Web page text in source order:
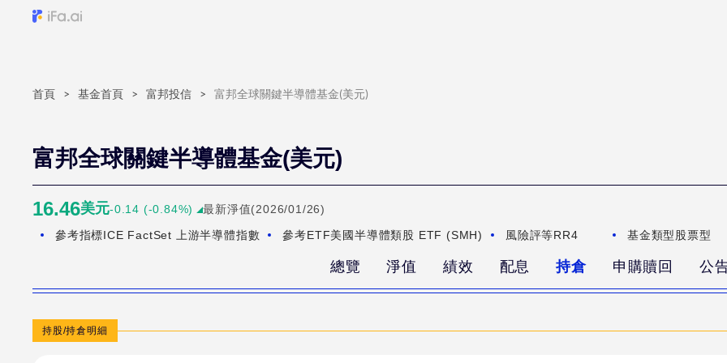
首頁 > 基金首頁 > 富邦投信 > 富邦全球關鍵半導體基金(美元)
富邦全球關鍵半導體基金(美元)
16.46美元-0.14 (-0.84%) 最新淨值(2026/01/26)
參考指標ICE FactSet 上游半導體指數 參考ETF美國半導體類股 ETF (SMH) 風險評等RR4 基金類型 股票型
總覽 淨值 績效 配息 持倉 申購贖回 公
持股/持倉明細